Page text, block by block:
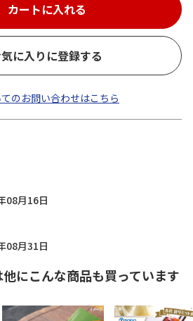
カートに入れる
に入りに登録する
のお問い合わせはこちら
08月16日
08月31日
にこんな商品も買っています